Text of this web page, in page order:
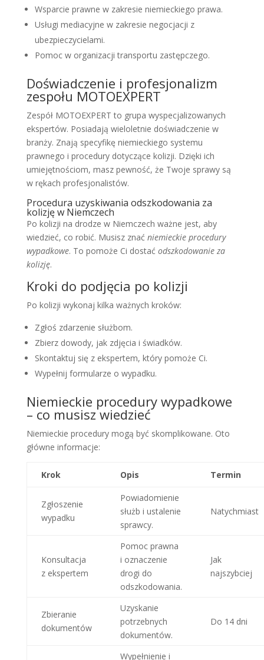
Wsparcie prawne w zakresie niemieckiego prawa.
Usługi mediacyjne w zakresie negocjacji z
ubezpieczycielami.
Pomoc w organizacji transportu zastępczego.
Doświadczenie i profesjonalizm
zespołu MOTOEXPERT
Zespół MOTOEXPERT to grupa wyspecjalizowanych
ekspertów. Posiadają wieloletnie doświadczenie w
branży. Znają specyfikę niemieckiego systemu
prawnego i procedury dotyczące kolizji. Dzięki ich
umiejętnościom, masz pewność, że Twoje sprawy są
w rękach profesjonalistów.
Procedura uzyskiwania odszkodowania za
kolizję w Niemczech
Po kolizji na drodze w Niemczech ważne jest, aby
wiedzieć, co robić. Musisz znać niemieckie procedury
wypadkowe. To pomoże Ci dostać odszkodowanie za
kolizję.
Kroki do podjęcia po kolizji
Po kolizji wykonaj kilka ważnych kroków:
Zgłoś zdarzenie służbom.
Zbierz dowody, jak zdjęcia i świadków.
Skontaktuj się z ekspertem, który pomoże Ci.
Wypełnij formularze o wypadku.
Niemieckie procedury wypadkowe
– co musisz wiedzieć
Niemieckie procedury mogą być skomplikowane. Oto
główne informacje:
Krok Opis Termin
Zgłoszenie
wypadku
Powiadomienie
służb i ustalenie
sprawcy.
Natychmiast
Konsultacja
z ekspertem
Pomoc prawna
i oznaczenie
drogi do
odszkodowania.
Jak
najszybciej
Zbieranie
dokumentów
Uzyskanie
potrzebnych
dokumentów.
Do 14 dni
Wypełnienie i